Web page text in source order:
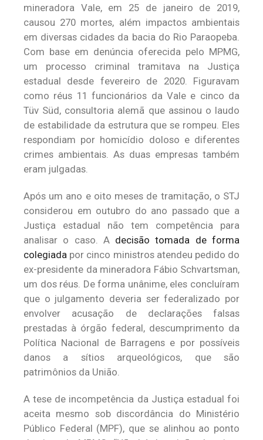
mineradora Vale, em 25 de janeiro de 2019,
causou 270 mortes, além impactos ambientais
em diversas cidades da bacia do Rio Paraopeba.
Com base em denúncia oferecida pelo MPMG,
um processo criminal tramitava na Justiça
estadual desde fevereiro de 2020. Figuravam
como réus 11 funcionários da Vale e cinco da
Tüv Süd, consultoria alemã que assinou o laudo
de estabilidade da estrutura que se rompeu. Eles
respondiam por homicídio doloso e diferentes
crimes ambientais. As duas empresas também
eram julgadas.
Após um ano e oito meses de tramitação, o STJ
considerou em outubro do ano passado que a
Justiça estadual não tem competência para
analisar o caso. A decisão tomada de forma
colegiada por cinco ministros atendeu pedido do
ex-presidente da mineradora Fábio Schvartsman,
um dos réus. De forma unânime, eles concluíram
que o julgamento deveria ser federalizado por
envolver acusação de declarações falsas
prestadas à órgão federal, descumprimento da
Política Nacional de Barragens e por possíveis
danos a sítios arqueológicos, que são
patrimônios da União.
A tese de incompetência da Justiça estadual foi
aceita mesmo sob discordância do Ministério
Público Federal (MPF), que se alinhou ao ponto